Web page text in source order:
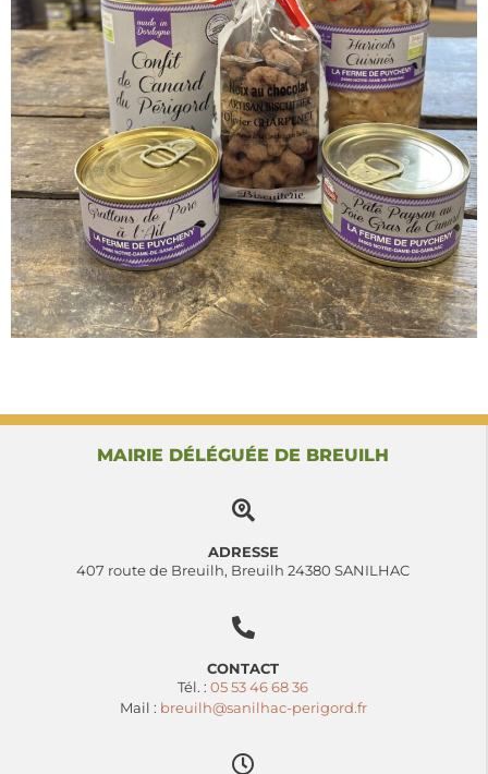
MAIRIE DÉLÉGUÉE DE BREUILH
ADRESSE
407 route de Breuilh, Breuilh 24380 SANILHAC
CONTACT
Tél. : 05 53 46 68 36
Mail : breuilh@sanilhac-perigord.fr